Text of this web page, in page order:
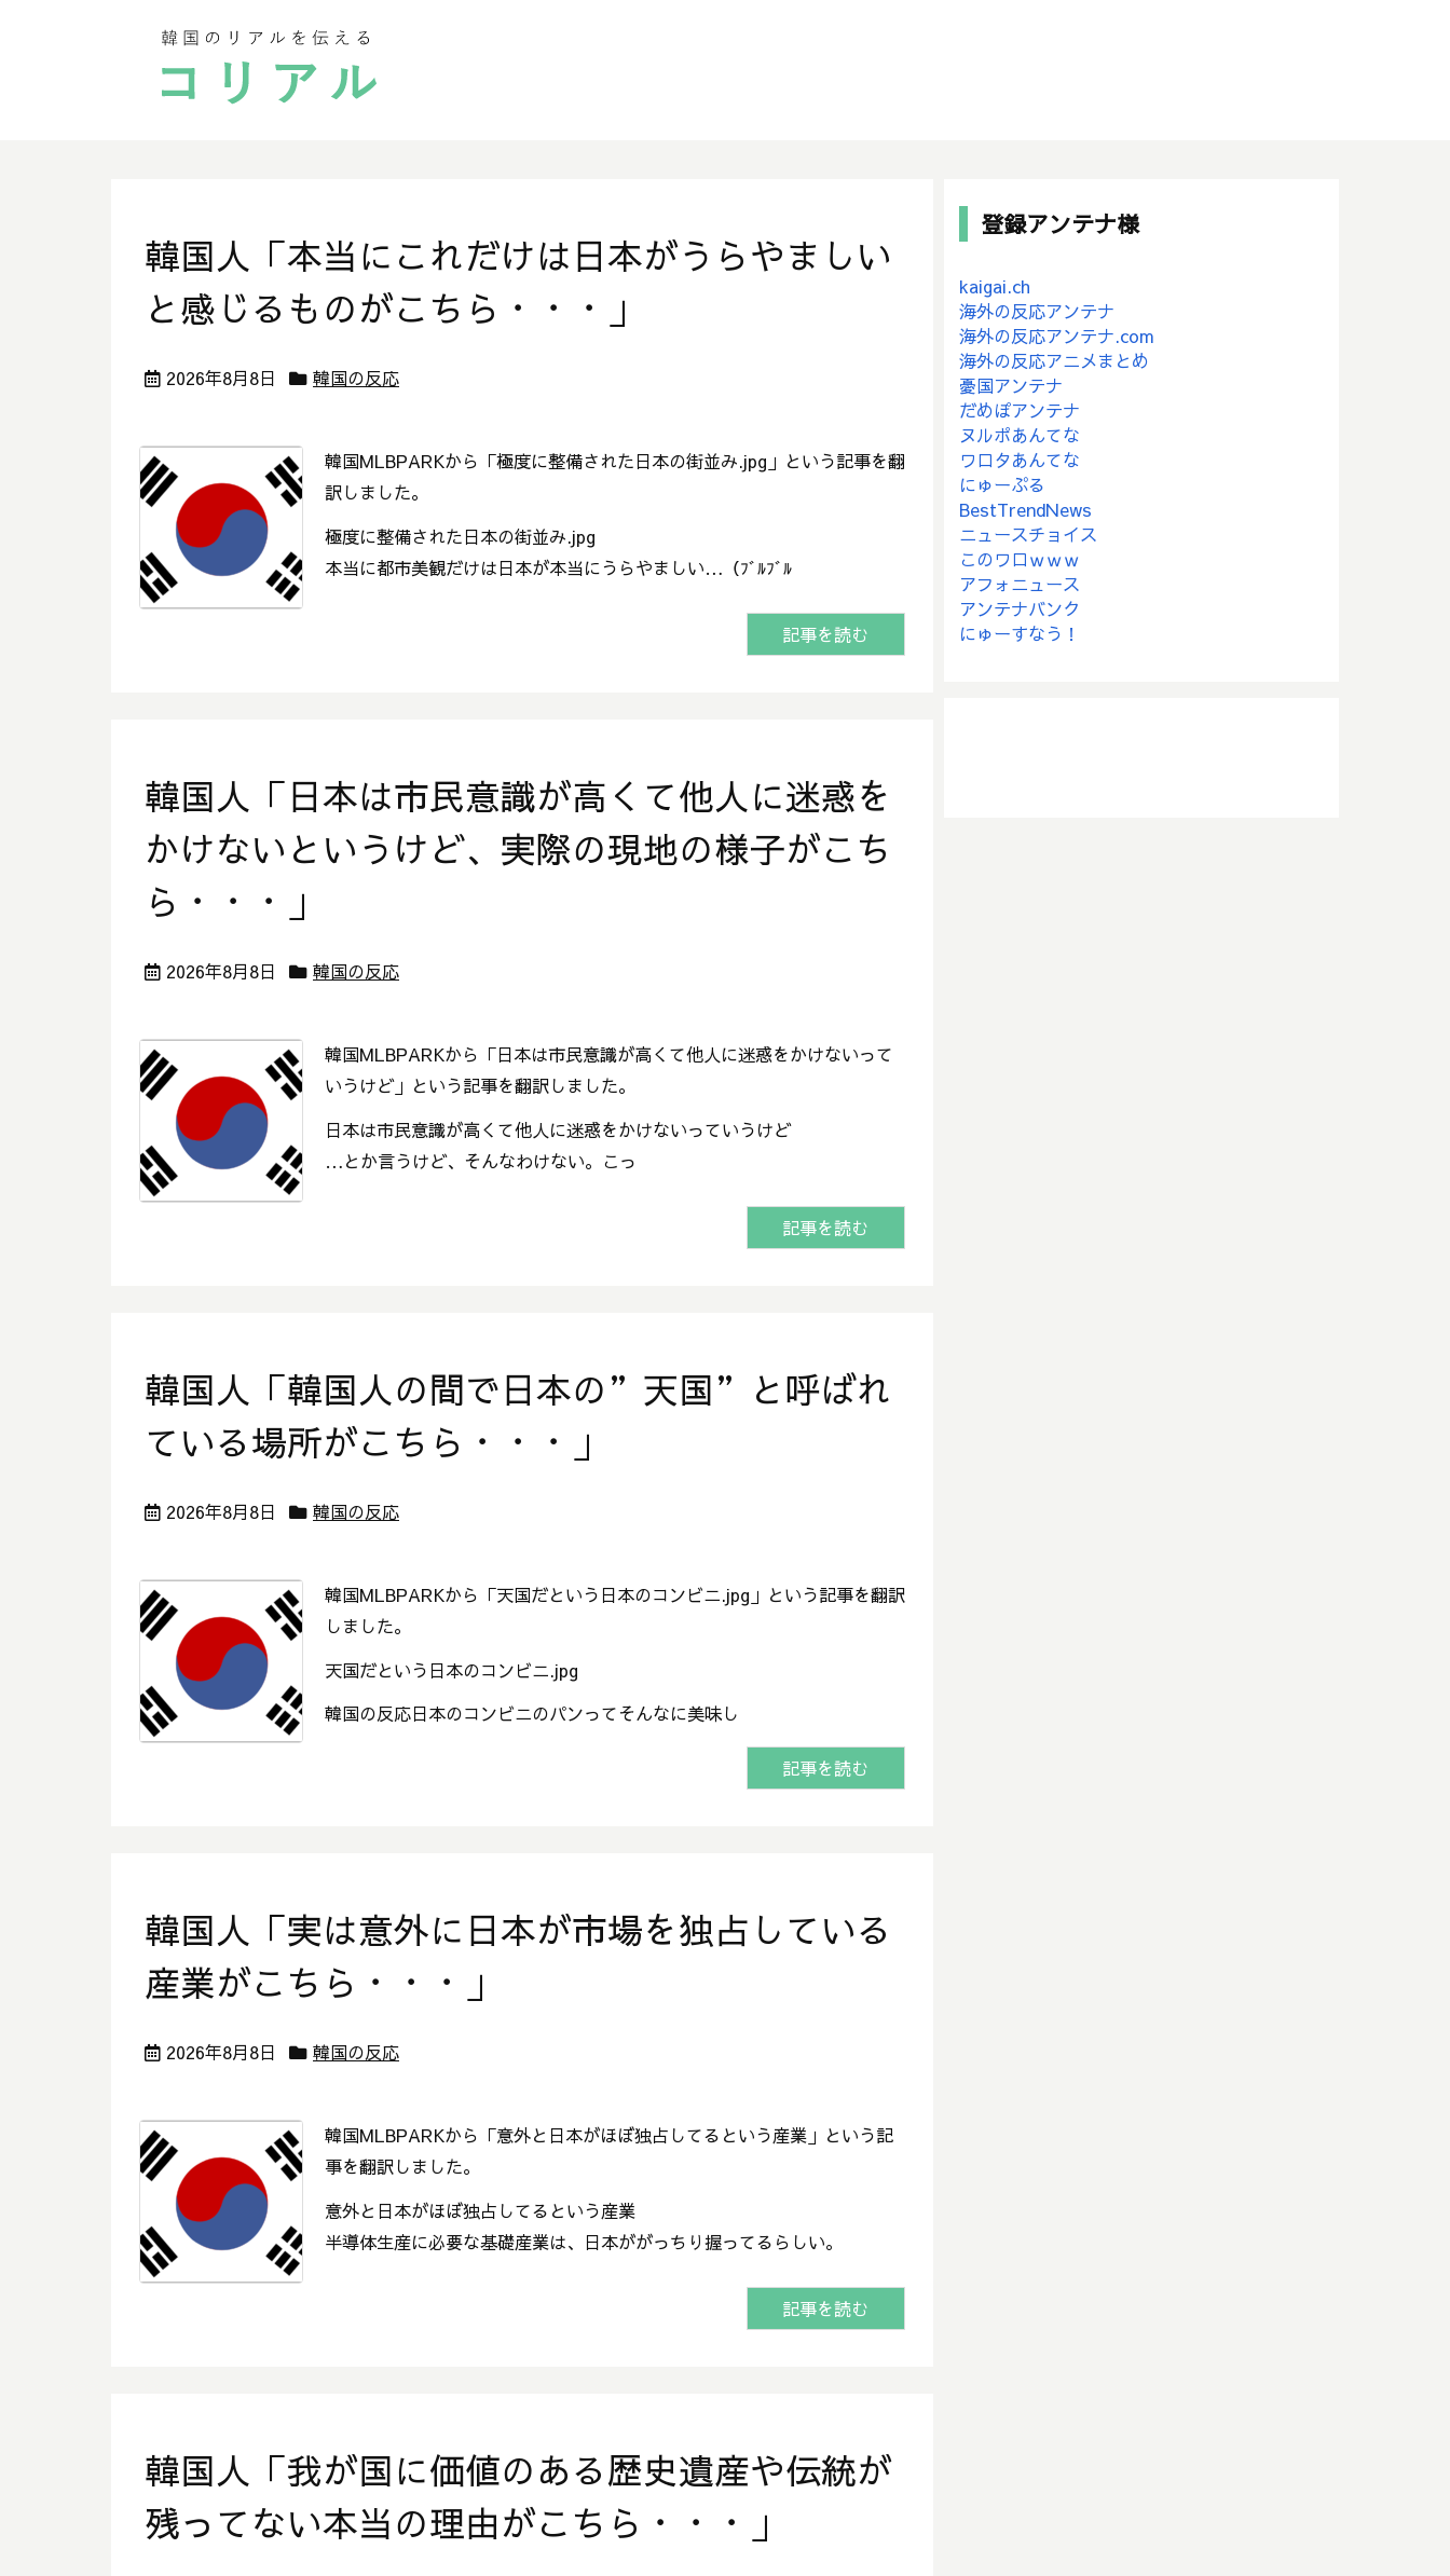
韓国人「本当にこれだけは日本がうらやましい
と感じるものがこちら・・・」
2026年8月8日 韓国の反応
韓国MLBPARKから「極度に整備された日本の街並み.jpg」という記事を翻
訳しました。
極度に整備された日本の街並み.jpg
本当に都市美観だけは日本が本当にうらやましい…（ﾌﾞﾙﾌﾞﾙ
記事を読む
韓国人「日本は市民意識が高くて他人に迷惑を
かけないというけど、実際の現地の様子がこち
ら・・・」
2026年8月8日 韓国の反応
韓国MLBPARKから「日本は市民意識が高くて他人に迷惑をかけないって
いうけど」という記事を翻訳しました。
日本は市民意識が高くて他人に迷惑をかけないっていうけど
…とか言うけど、そんなわけない。こっ
記事を読む
韓国人「韓国人の間で日本の”天国”と呼ばれ
ている場所がこちら・・・」
2026年8月8日 韓国の反応
韓国MLBPARKから「天国だという日本のコンビニ.jpg」という記事を翻訳
しました。
天国だという日本のコンビニ.jpg
韓国の反応日本のコンビニのパンってそんなに美味し
記事を読む
韓国人「実は意外に日本が市場を独占している
産業がこちら・・・」
2026年8月8日 韓国の反応
韓国MLBPARKから「意外と日本がほぼ独占してるという産業」という記
事を翻訳しました。
意外と日本がほぼ独占してるという産業
半導体生産に必要な基礎産業は、日本ががっちり握ってるらしい。
記事を読む
韓国人「我が国に価値のある歴史遺産や伝統が
残ってない本当の理由がこちら・・・」
登録アンテナ様
kaigai.ch
海外の反応アンテナ
海外の反応アンテナ.com
海外の反応アニメまとめ
憂国アンテナ
だめぽアンテナ
ヌルポあんてな
ワロタあんてな
にゅーぷる
BestTrendNews
ニュースチョイス
このワロｗｗｗ
アフォニュース
アンテナバンク
にゅーすなう！